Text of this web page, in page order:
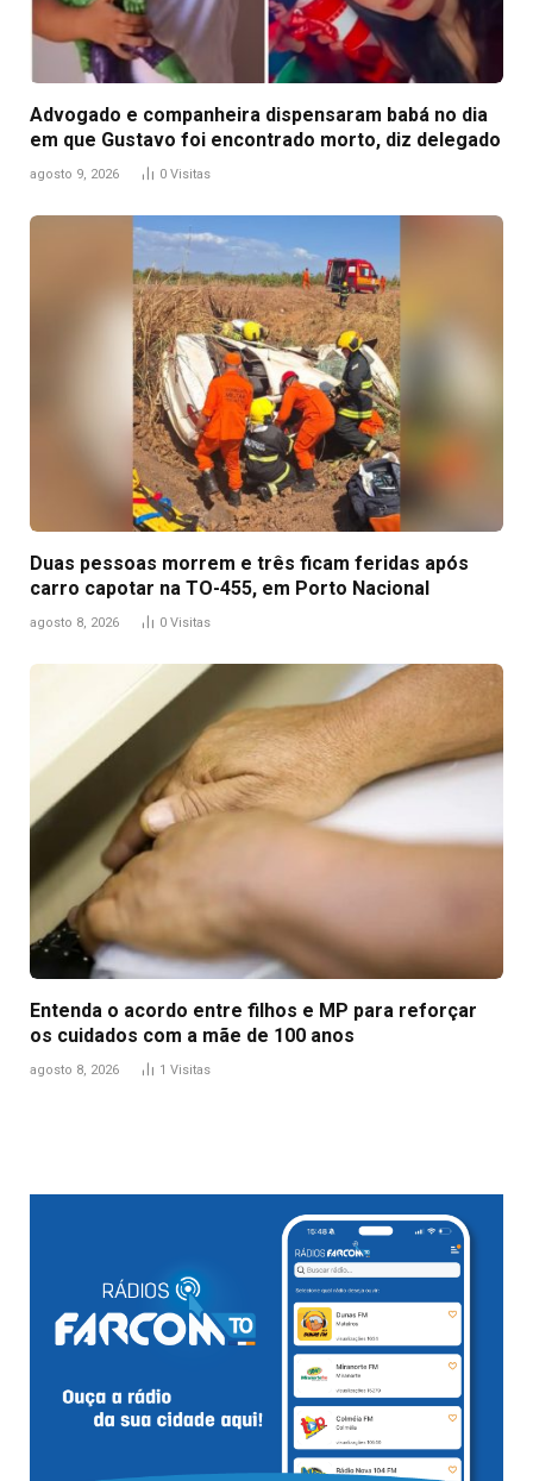
Advogado e companheira dispensaram babá no dia
em que Gustavo foi encontrado morto, diz delegado
agosto 9, 2026 0 Visitas
Duas pessoas morrem e três ficam feridas após
carro capotar na TO-455, em Porto Nacional
agosto 8, 2026 0 Visitas
Entenda o acordo entre filhos e MP para reforçar
os cuidados com a mãe de 100 anos
agosto 8, 2026 1 Visitas